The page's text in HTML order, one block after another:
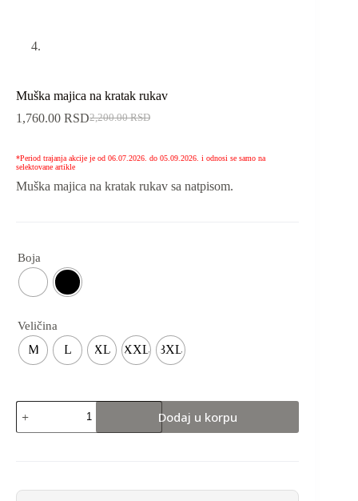
Muška majica na kratak rukav
2,200.00RSD
1,760.00 RSD
*Period trajanja akcije je od 06.07.2026. do 05.09.2026. i odnosi se samo na
selektovane artikle
Muška majica na kratak rukav sa natpisom.
Boja
Veličina
M L XL XXL 3XL
Dodaj u korpu